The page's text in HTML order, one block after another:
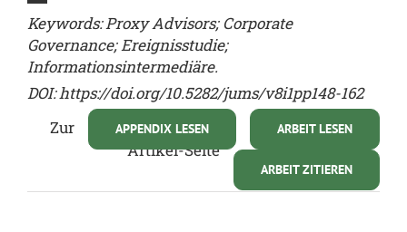
Keywords: Proxy Advisors; Corporate
Governance; Ereignisstudie;
Informationsintermediäre.
DOI: https://doi.org/10.5282/jums/v8i1pp148-162
ARBEIT LESEN
APPENDIX LESEN
ARBEIT ZITIEREN
Zur
Artikel-Seite